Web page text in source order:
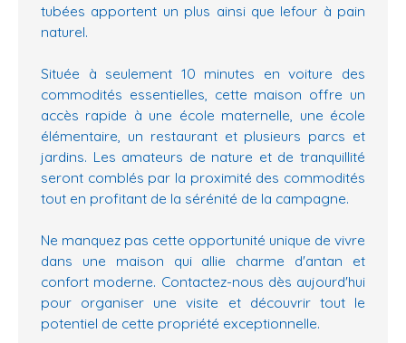
tubées apportent un plus ainsi que lefour à pain
naturel.
Située à seulement 10 minutes en voiture des
commodités essentielles, cette maison offre un
accès rapide à une école maternelle, une école
élémentaire, un restaurant et plusieurs parcs et
jardins. Les amateurs de nature et de tranquillité
seront comblés par la proximité des commodités
tout en profitant de la sérénité de la campagne.
Ne manquez pas cette opportunité unique de vivre
dans une maison qui allie charme d'antan et
confort moderne. Contactez-nous dès aujourd'hui
pour organiser une visite et découvrir tout le
potentiel de cette propriété exceptionnelle.